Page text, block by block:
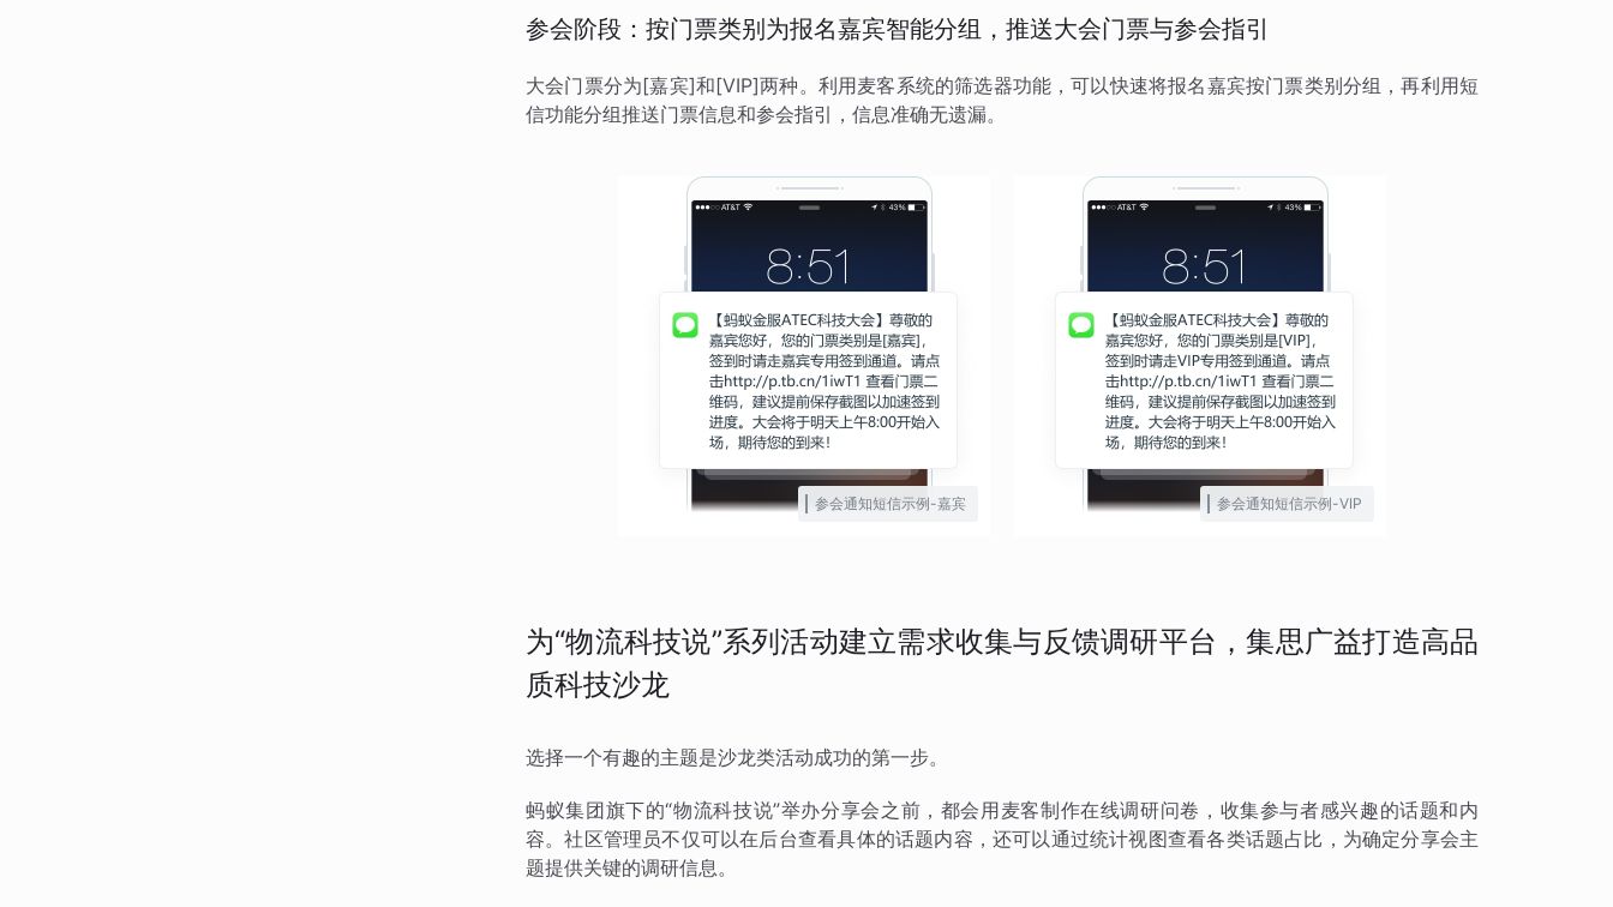
参会阶段：按门票类别为报名嘉宾智能分组，推送大会门票与参会指引
大会门票分为[嘉宾]和[VIP]两种。利用麦客系统的筛选器功能，可以快速将报名嘉宾按门票类别分组，再利用短
信功能分组推送门票信息和参会指引，信息准确无遗漏。
参会通知短信示例-嘉宾 参会通知短信示例-VIP
为“物流科技说”系列活动建立需求收集与反馈调研平台，集思广益打造高品
质科技沙龙
选择一个有趣的主题是沙龙类活动成功的第一步。
蚂蚁集团旗下的“物流科技说”举办分享会之前，都会用麦客制作在线调研问卷，收集参与者感兴趣的话题和内
容。社区管理员不仅可以在后台查看具体的话题内容，还可以通过统计视图查看各类话题占比，为确定分享会主
题提供关键的调研信息。